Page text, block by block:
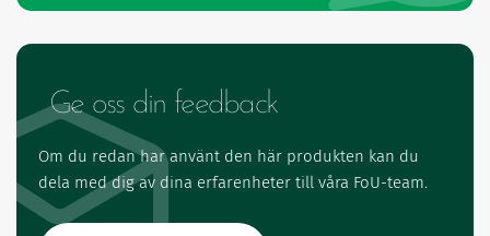
Ge oss din feedback
Om du redan har använt den här produkten kan du
dela med dig av dina erfarenheter till våra FoU-team.